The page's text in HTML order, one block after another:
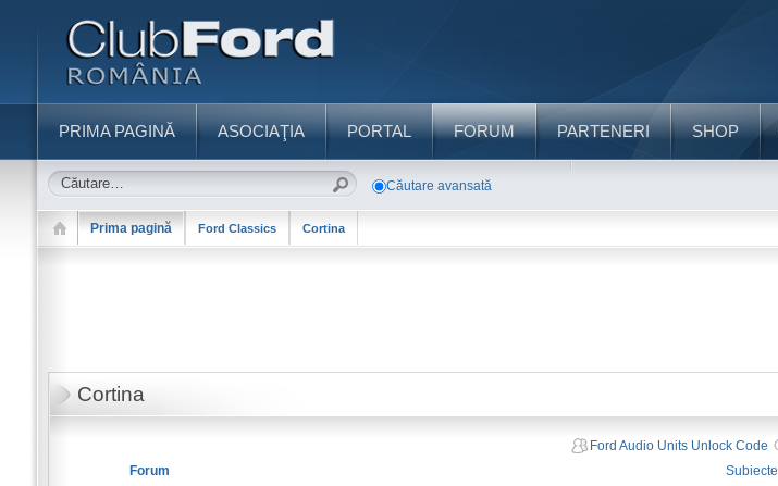
PRIMA PAGINĂ ASOCIAŢIA PORTAL FORUM PARTENERI SHOP
Căutare avansată
Prima pagină Ford Classics Cortina
Cortina
Ford Audio Units Unlock Code
Forum
Subiecte